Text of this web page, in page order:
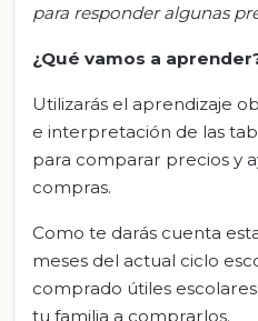
para responder algunas
¿Qué vamos a
Utilizarás el aprendizaje
e interpretación de las
para comparar precios y
compras.
Como te darás cuenta
meses del actual ciclo
comprado útiles
tu familia a comprarlos.